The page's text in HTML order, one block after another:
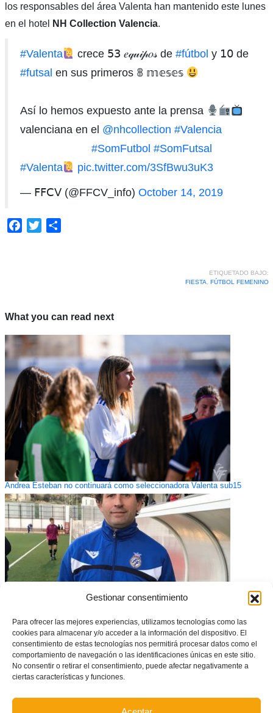
Gestionar consentimiento
Para ofrecer las mejores experiencias, utilizamos tecnologías como las
cookies para almacenar y/o acceder a la información del dispositivo. El
consentimiento de estas tecnologías nos permitirá procesar datos como el
comportamiento de navegación o las identificaciones únicas en este sitio.
No consentir o retirar el consentimiento, puede afectar negativamente a
ciertas características y funciones.
los responsables del área Valenta han mantenido este lunes
en el hotel
NH Collection Valencia.
#Valenta crece 𝟧𝟥 𝑒𝓆𝓊𝒾𝓅𝑜𝓈 de#fútbol y 𝟣𝟢 de
#futsal en sus primeros 𝟠 𝕞𝕖𝕤𝕖𝕤
Así lo hemos expuesto ante la prensa
valenciana en el @nhcollection #Valencia
#SomFutbol #SomFutsal
#Valenta
pic.twitter.com/3SfBwu3uK3
— 𝖥𝖥𝖢𝖵 (@FFCV_info) October 14, 2019
Facebook
Twitter
ETIQUETADO BAJO:
FIESTA
FÚTBOL FEMENINO
What you can read next
Andrea Esteban no continuará como seleccionadora Valenta sub15
Lafora: «Tenemos equipo para afrontar cualquier reto»